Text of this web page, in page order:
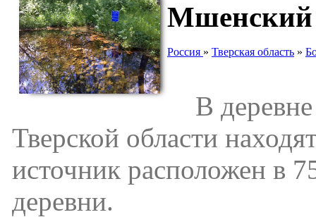
Мшенский
Россия » Тверская область »
В деревне
Тверской области
источник расположен в
деревни.